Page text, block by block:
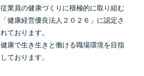
従業員の健康づくりに積極的に取り組む
「健康経営優良法人２０２６」に認定さ
れております。
健康で生き生きと働ける職場環境を目指
しております。